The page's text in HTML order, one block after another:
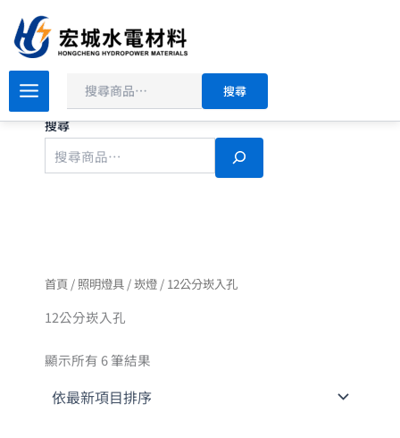
要
容
尋
搜尋
搜尋
首頁 / 照明燈具 /崁燈 / 12公分崁入孔
12公分崁入孔
顯示所有 6 筆結果
新
項
目